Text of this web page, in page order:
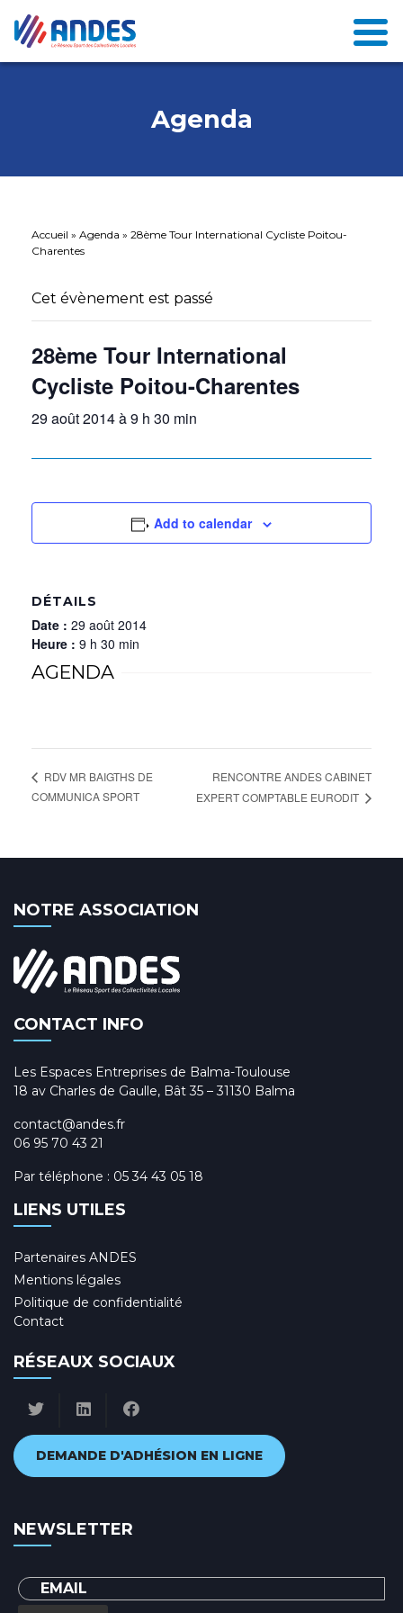
Agenda
Accueil » Agenda » 28ème Tour International Cycliste Poitou-
Charentes
Cet évènement est passé
28ème Tour International
Cycliste Poitou-Charentes
29 août 2014 à 9 h 30 min
Add to calendar
DÉTAILS
Date : 29 août 2014
Heure : 9 h 30 min
AGENDA
RDV MR BAIGTHS DE
COMMUNICA SPORT
RENCONTRE ANDES CABINET
EXPERT COMPTABLE EURODIT
NOTRE ASSOCIATION
CONTACT INFO
Les Espaces Entreprises de Balma-Toulouse
18 av Charles de Gaulle, Bât 35 – 31130 Balma
contact@andes.fr
06 95 70 43 21
Par téléphone : 05 34 43 05 18
LIENS UTILES
Partenaires ANDES
Mentions légales
Politique de confidentialité
Contact
RÉSEAUX SOCIAUX
DEMANDE D'ADHÉSION EN LIGNE
NEWSLETTER